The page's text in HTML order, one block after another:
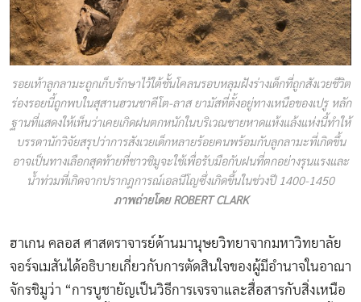
รอยเท้าลูกลามะถูกเก็บรักษาไว้ใต้ชั้นโคลนรอบหลุมฝังร่างเด็กที่ถูกสังเวยชีวิต
ร่องรอยนี้ถูกพบในสุสานฮวนชาคีโต-ลาส ยามัสที่ตั้งอยู่ทางเหนือของเปรู หลัก
ฐานที่แสดงให้เห็นว่าเคยเกิดฝนตกหนักในบริเวณชายหาดแห้งแล้งแห่งนี้ทำให้
บรรดานักวิจัยสรุปว่าการสังเวยเด็กหลายร้อยคนพร้อมกับลูกลามะที่เกิดขึ้น
อาจเป็นทางเลือกสุดท้ายที่ชาวชิมูจะใช้เพื่อรับมือกับฝนที่ตกอย่างรุนแรงและ
น้ำท่วมที่เกิดจากปรากฎการณ์เอลนีโญซึ่งเกิดขึ้นในช่วงปี 1400-1450
ภาพถ่ายโดย ROBERT CLARK
ฮาเกน คลอส ศาสตราจารย์ด้านมานุษยวิทยาจากมหาวิทยาลัย
จอร์จเมสันได้อธิบายเกี่ยวกับการตัดสินใจของผู้มีอำนาจในอาณา
จักรชิมูว่า “การบูชายัญเป็นวิธีการเจรจาและสื่อสารกับสิ่งเหนือ